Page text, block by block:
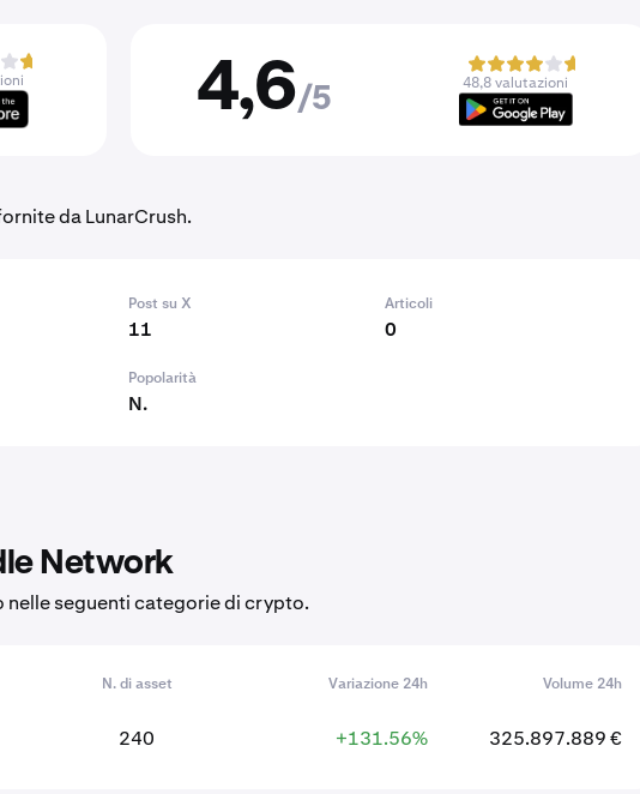
4,6/5
48,8 valutazioni
da LunarCrush.
Post su X
11
Articoli
0
Popolarità
N.
Network
nelle seguenti categorie di crypto.
N. di asset Variazione 24h Volume 24h
240 +131.56% 325.897.889 €